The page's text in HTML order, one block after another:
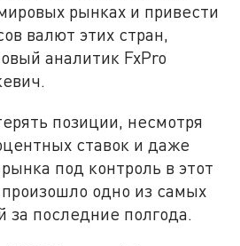
рынках и привести
валют этих стран,
аналитик FxPro
позиции, несмотря
ставок и даже
под контроль в этот
одно из самых
за последние полгода.